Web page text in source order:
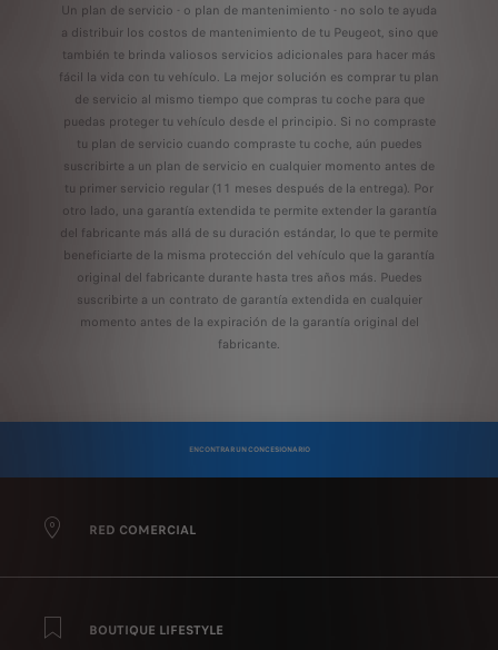
Un plan de servicio - o plan de mantenimiento - no solo te ayuda
a distribuir los costos de mantenimiento de tu Peugeot, sino que
también te brinda valiosos servicios adicionales para hacer más
fácil la vida con tu vehículo. La mejor solución es comprar tu plan
de servicio al mismo tiempo que compras tu coche para que
puedas proteger tu vehículo desde el principio. Si no compraste
tu plan de servicio cuando compraste tu coche, aún puedes
suscribirte a un plan de servicio en cualquier momento antes de
tu primer servicio regular (11 meses después de la entrega). Por
otro lado, una garantía extendida te permite extender la garantía
del fabricante más allá de su duración estándar, lo que te permite
beneficiarte de la misma protección del vehículo que la garantía
original del fabricante durante hasta tres años más. Puedes
suscribirte a un contrato de garantía extendida en cualquier
momento antes de la expiración de la garantía original del
fabricante.
ENCONTRAR UN CONCESIONARIO
RED COMERCIAL
BOUTIQUE LIFESTYLE